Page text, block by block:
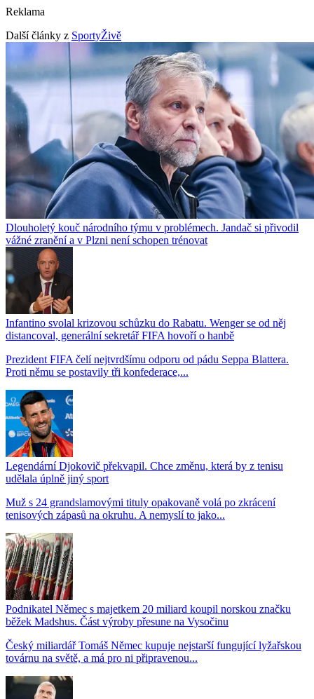
Reklama
Další články z SportyŽivě
Dlouholetý kouč národního týmu v problémech. Jandač si přivodil
vážné zranění a v Plzni není schopen trénovat
Infantino svolal krizovou schůzku do Rabatu. Wenger se od něj
distancoval, generální sekretář FIFA hovoří o hanbě
Prezident FIFA čelí nejtvrdšímu odporu od pádu Seppa Blattera.
Proti němu se postavily tři konfederace,...
Legendární Djokovič překvapil. Chce změnu, která by z tenisu
udělala úplně jiný sport
Muž s 24 grandslamovými tituly opakovaně volá po zkrácení
tenisových zápasů na okruhu. A nemyslí to jako...
Podnikatel Němec s majetkem 20 miliard koupil norskou značku
běžek Madshus. Část výroby přesune na Vysočinu
Český miliardář Tomáš Němec kupuje nejstarší fungující lyžařskou
továrnu na světě, a má pro ni připravenou...